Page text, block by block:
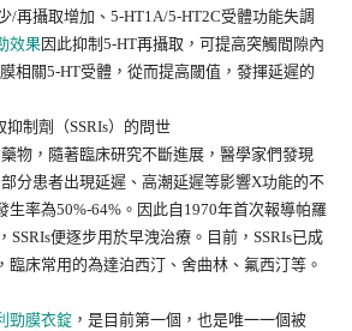
/再攝取增加、5-HT1A/5-HT2C受體功能失調
效果因此抑制5-HT再攝取，可提高突觸間隙內
相關5-HT受體，從而提高閾值，發揮延遲的
制劑（SSRIs）的問世
物，隨著臨床研究不斷進展，醫學家們發現
分患者出現延遲、高潮延遲等影響X功能的不
生率為50%-64%。因此自1970年首次報導帕羅
SSRIs便逐步用於早洩治療。目前，SSRIs已成
臨床常用的為達泊西汀、舍曲林、氟西汀等。
勁膜衣錠 ，是目前第一個，也是唯一一個被